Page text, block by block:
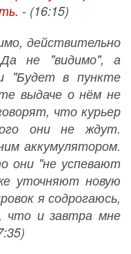
- (16:15)
действительно
не "видимо", а
"Будет в пункте
выдаче о нём не
что курьер
они не ждут.
аккумулятором.
они "не успевают
уточняют новую
я содрогаюсь,
что и завтра мне